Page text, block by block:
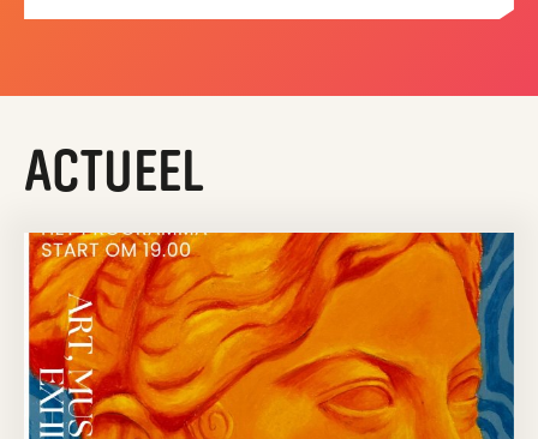
ACTUEEL